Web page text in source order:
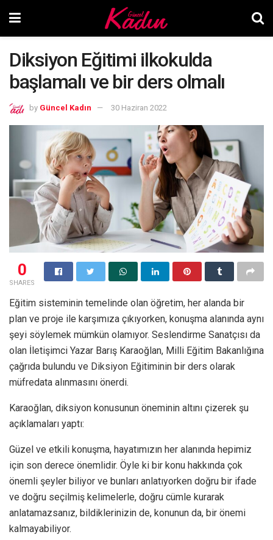
Diksiyon Eğitimi ilkokulda
başlamalı ve bir ders olmalı
by Güncel Kadın 30 Haziran 2022
0
SHARES
Eğitim sisteminin temelinde olan öğretim, her alanda bir
plan ve proje ile karşımıza çıkıyorken, konuşma alanında aynı
şeyi söylemek mümkün olamıyor. Seslendirme Sanatçısı da
olan İletişimci Yazar Barış Karaoğlan, Milli Eğitim Bakanlığına
çağrıda bulundu ve Diksiyon Eğitiminin bir ders olarak
müfredata alınmasını önerdi.
Karaoğlan, diksiyon konusunun öneminin altını çizerek şu
açıklamaları yaptı:
Güzel ve etkili konuşma, hayatımızın her alanında hepimiz
için son derece önemlidir. Öyle ki bir konu hakkında çok
önemli şeyler biliyor ve bunları anlatıyorken doğru bir ifade
ve doğru seçilmiş kelimelerle, doğru cümle kurarak
anlatamazsanız, bildiklerinizin de, konunun da, bir önemi
kalmayabiliyor.